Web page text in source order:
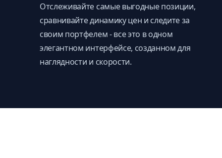
Отслеживайте самые выгодные позиции,
сравнивайте динамику цен и следите за
своим портфелем - все это в одном
элегантном интерфейсе, созданном для
наглядности и скорости.